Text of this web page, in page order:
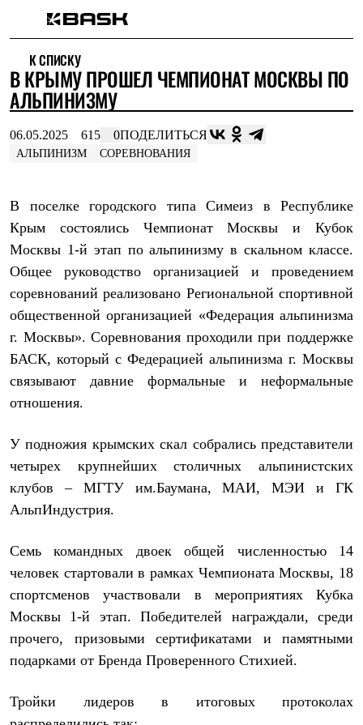
Интернет-магазин
Мужская одежда
Утепленная пухом
Куртки
Жилеты
Комбинезоны
Брюки
Штормовая одежда
Куртки
Брюки
Куртки
Брюки
Флисовая одежда
Куртки
Брюки
Жилеты
Термобелье
Теплое термобелье
Среднее термобелье
Футболки
Рубашки
Толстовки
Брюки
Шорты
Куртки
Брюки
Утепленная синтетикой
Куртки
Штормовая одежда
Куртки
Брюки
К СПИСКУ
В КРЫМУ ПРОШЕЛ ЧЕМПИОНАТ МОСКВЫ ПО
АЛЬПИНИЗМУ
06.05.2025 615 0ПОДЕЛИТЬСЯ
АЛЬПИНИЗМ СОРЕВНОВАНИЯ
В поселке городского типа Симеиз в Республике
Крым состоялись Чемпионат Москвы и Кубок
Москвы 1-й этап по альпинизму в скальном классе.
Общее руководство организацией и проведением
соревнований реализовано Региональной спортивной
общественной организацией «Федерация альпинизма
г. Москвы». Соревнования проходили при поддержке
БАСК, который с Федерацией альпинизма г. Москвы
связывают давние формальные и неформальные
отношения.
У подножия крымских скал собрались представители
четырех крупнейших столичных альпинистских
клубов – МГТУ им.Баумана, МАИ, МЭИ и ГК
АльпИндустрия.
Семь командных двоек общей численностью 14
человек стартовали в рамках Чемпионата Москвы, 18
спортсменов участвовали в мероприятиях Кубка
Москвы 1-й этап. Победителей награждали, среди
прочего, призовыми сертификатами и памятными
подарками от Бренда Проверенного Стихией.
Тройки лидеров в итоговых протоколах